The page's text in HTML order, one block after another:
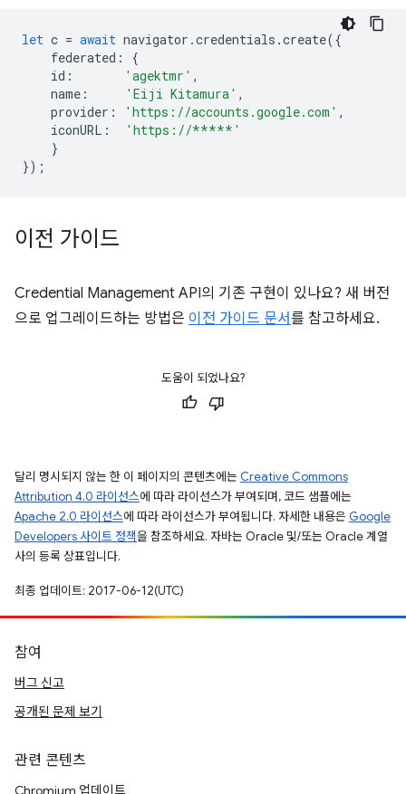
let c = await navigator .credentials .create({
federated :
{
id : 'agektmr' ,
name : 'Eiji Kitamura' ,
provider : 'https://accounts.google.com' ,
iconURL :
'https://*****'
}
});
이전 가이드
Credential Management API의 기존 구현이 있나요? 새 버전
으로 업그레이드하는 방법은 이전 가이드 문서를 참고하세요.
도움이 되었나요?
달리 명시되지 않는 한 이 페이지의 콘텐츠에는 Creative Commons
Attribution 4.0 라이선스에 따라 라이선스가 부여되며, 코드 샘플에는
Apache 2.0 라이선스에 따라 라이선스가 부여됩니다. 자세한 내용은 Google
Developers 사이트 정책을 참조하세요. 자바는 Oracle 및/또는 Oracle 계열
사의 등록 상표입니다.
최종 업데이트: 2017-06-12(UTC)
참여
버그 신고
공개된 문제 보기
관련 콘텐츠
Chromium 업데이트